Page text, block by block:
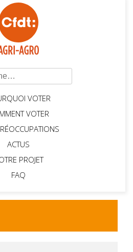
:
VOTER
VOTER
ACTUS
PROJET
FAQ